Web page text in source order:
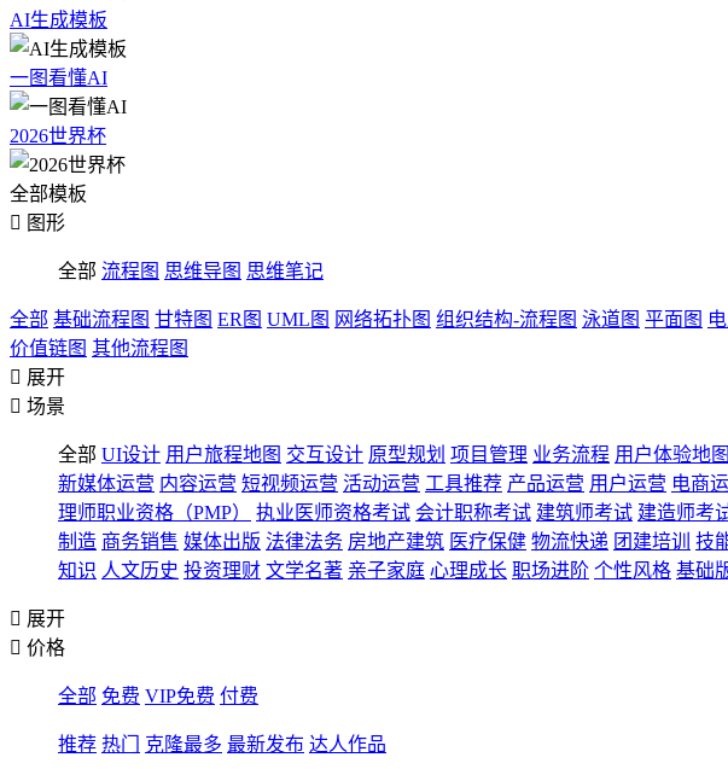
AI生成模板
一图看懂AI
2026世界杯
全部模板
 图形
全部 流程图 思维导图 思维笔记
全部 基础流程图 甘特图 ER图 UML图 网络拓扑图 组织结构-流程图 泳道图 平面图
价值链图 其他流程图
 展开
 场景
全部 UI设计 用户旅程地图 交互设计 原型规划 项目管理 业务流程 用户体验地图
新媒体运营 内容运营 短视频运营 活动运营 工具推荐 产品运营 用户运营 电商
理师职业资格（PMP）
执业医师资格考试 会计职称考试 建筑师考试 建造师考
制造 商务销售 媒体出版 法律法务 房地产建筑 医疗保健 物流快递 团建培训 技
知识 人文历史 投资理财 文学名著 亲子家庭 心理成长 职场进阶 个性风格 基础
 展开
 价格
全部 免费 VIP免费 付费
推荐 热门 克隆最多 最新发布 达人作品